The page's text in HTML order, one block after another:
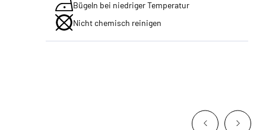
Bügeln bei niedriger Temperatur
Nicht chemisch reinigen